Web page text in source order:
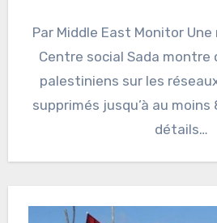
Par Middle East Monitor
Centre social Sada montre
palestiniens sur les
supprimés jusqu’à au
détails…